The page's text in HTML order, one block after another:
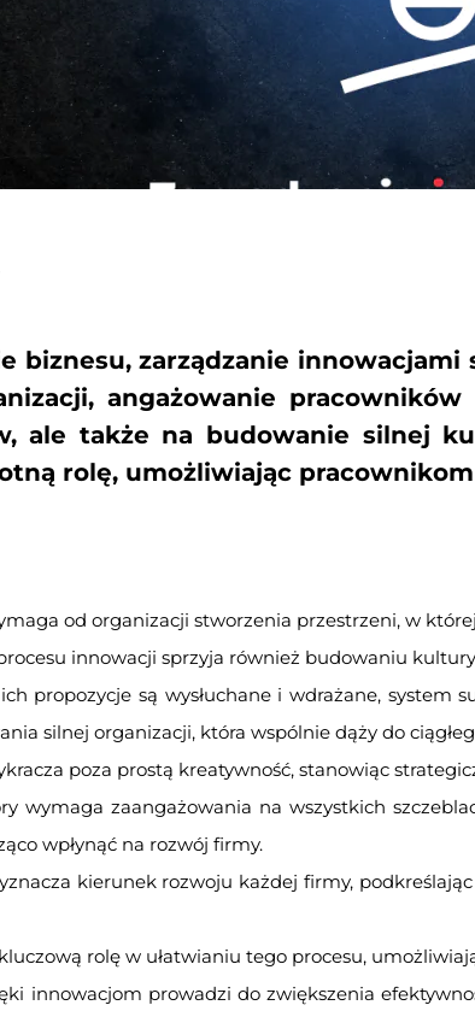
biznesu, zarządzanie
angażowanie
ale także na budowanie silnej
rolę, umożliwiając
od organizacji stworzenia przestrzeni, w
innowacji sprzyja również budowaniu
propozycje są wysłuchane i wdrażane,
silnej organizacji, która wspólnie dąży do
poza prostą kreatywność, stanowiąc
wymaga zaangażowania na wszystkich
wpłynąć na rozwój firmy.
kierunek rozwoju każdej firmy,
rolę w ułatwianiu tego procesu,
innowacjom prowadzi do zwiększenia